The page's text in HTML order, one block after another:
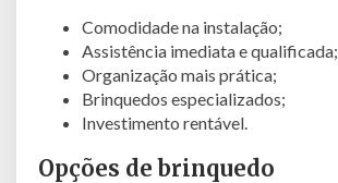
Comodidade na instalação;
Assistência imediata e qualificada;
Organização mais prática;
Brinquedos especializados;
Investimento rentável.
Opções de brinquedo